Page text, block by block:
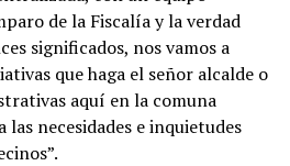
de la Fiscalía y la verdad
significados, nos vamos a
que haga el señor alcalde o
aquí en la comuna
las necesidades e inquietudes